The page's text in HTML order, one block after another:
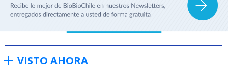
VISTO AHORA